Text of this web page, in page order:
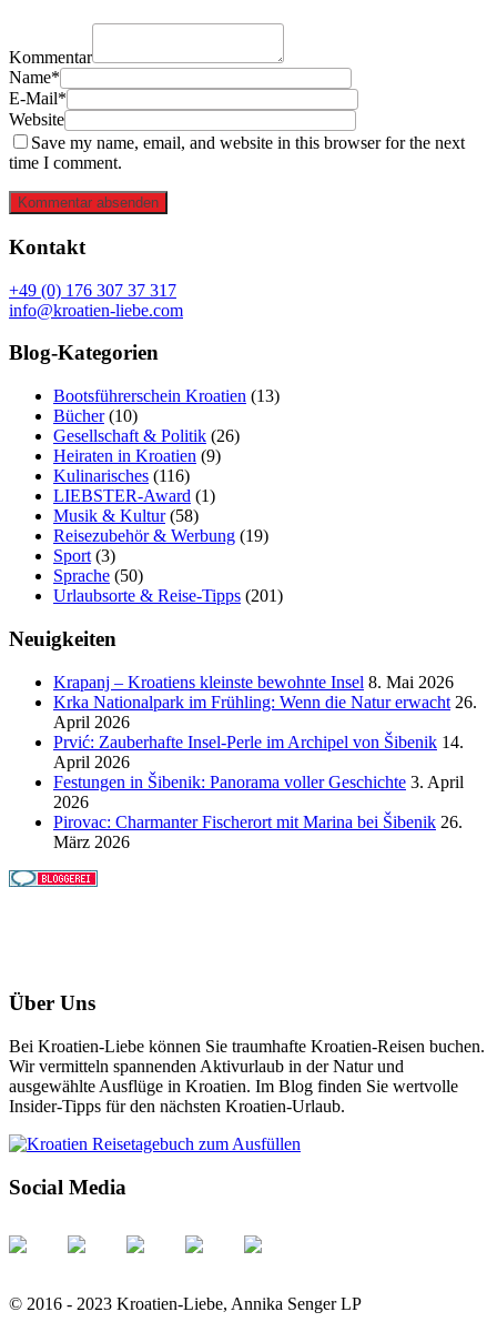
Kommentar
Name*
E-Mail*
Website
Save my name, email, and website in this browser for the next
time I comment.
Kommentar absenden
Kontakt
+49 (0) 176 307 37 317
info@kroatien-liebe.com
Blog-Kategorien
Bootsführerschein Kroatien (13)
Bücher(10)
Gesellschaft & Politik (26)
Heiraten in Kroatien (9)
Kulinarisches (116)
LIEBSTER-Award (1)
Musik & Kultur(58)
Reisezubehör & Werbung (19)
Sport (3)
Sprache (50)
Urlaubsorte & Reise-Tipps (201)
Neuigkeiten
Krapanj – Kroatiens kleinste bewohnte Insel 8. Mai 2026
Krka Nationalpark im Frühling: Wenn die Natur erwacht 26.
April 2026
Prvić: Zauberhafte Insel-Perle im Archipel von Šibenik 14.
April 2026
Festungen in Šibenik: Panorama voller Geschichte 3. April
2026
Pirovac: Charmanter Fischerort mit Marina bei Šibenik 26.
März 2026
Über Uns
Bei Kroatien-Liebe können Sie traumhafte Kroatien-Reisen buchen.
Wir vermitteln spannenden Aktivurlaub in der Natur und
ausgewählte Ausflüge in Kroatien. Im Blog finden Sie wertvolle
Insider-Tipps für den nächsten Kroatien-Urlaub.
Social Media
© 2016 - 2023 Kroatien-Liebe, Annika Senger LP